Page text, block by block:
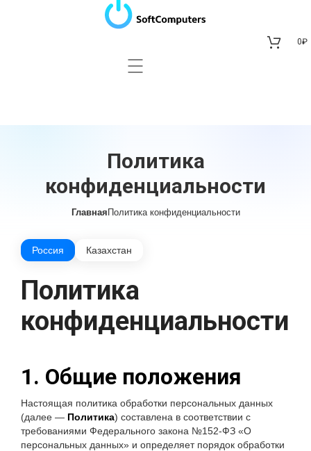
0₽
Политика
конфиденциальности
Главная Политика конфиденциальности
Россия Казахстан
Политика
конфиденциальности
1. Общие положения
Настоящая политика обработки персональных данных
(далее — Политика) составлена в соответствии с
требованиями Федерального закона №152-ФЗ «О
персональных данных» и определяет порядок обработки